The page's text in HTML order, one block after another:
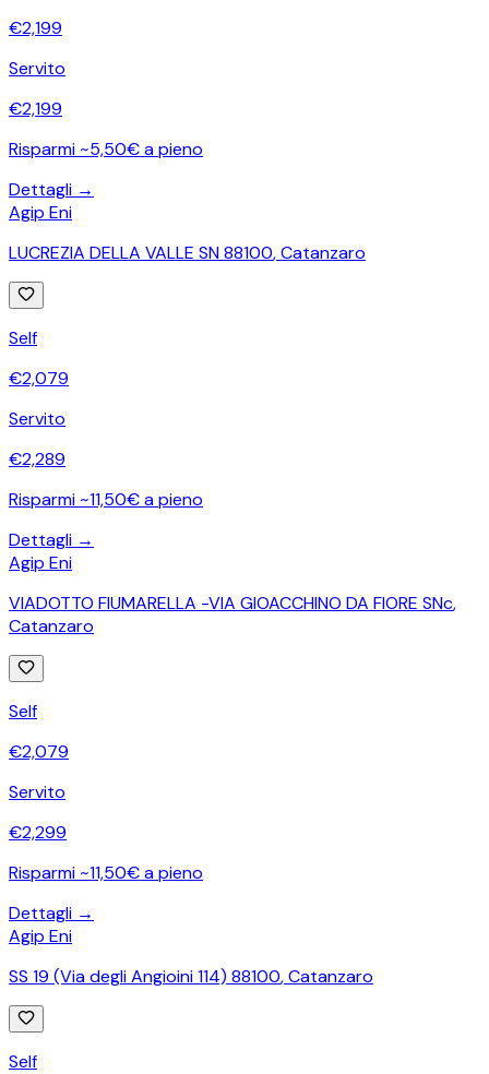
€2,199
Servito
€2,199
Risparmi ~5,50€ a pieno
Dettagli →
Agip Eni
LUCREZIA DELLA VALLE SN 88100,Catanzaro
Self
€2,079
Servito
€2,289
Risparmi ~11,50€ a pieno
Dettagli →
Agip Eni
VIADOTTO FIUMARELLA -VIA GIOACCHINO DA FIORE SNc,
Catanzaro
Self
€2,079
Servito
€2,299
Risparmi ~11,50€ a pieno
Dettagli →
Agip Eni
SS 19 (Via degli Angioini 114) 88100,Catanzaro
Self